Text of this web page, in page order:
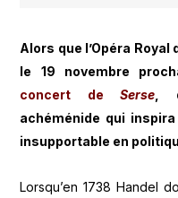
Alors que l’Opéra
le 19 novembre
concert deSerse ,
achéménide qui
insupportable en
Lorsqu’en 1738 Handel